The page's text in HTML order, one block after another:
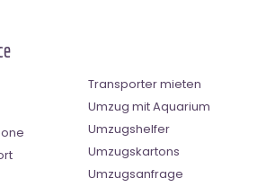
Transporter mieten
Umzug mit Aquarium
Umzugshelfer
Umzugskartons
Umzugsanfrage